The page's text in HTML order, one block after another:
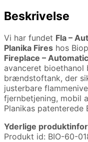
Beskrivelse
Vi har fundet Fla –
Planika Fires hos
Fireplace –
avanceret bioethanol
brændstoftank, der
justerbare
fjernbetjening, mobil
Planikas patenterede
Yderlige
Produkt id: BIO-60-